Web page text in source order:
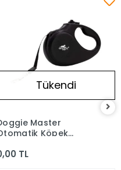
Tükendi
Master
Köpek
TL